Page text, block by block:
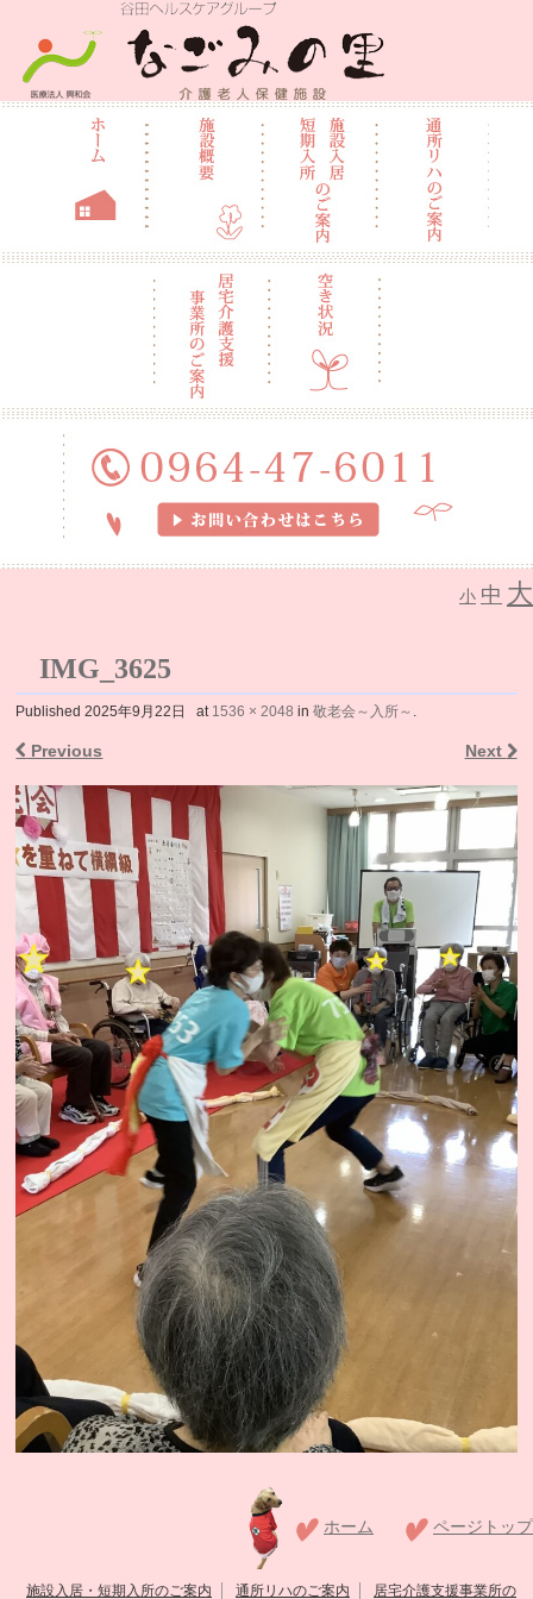
介護老人保健施設 なごみの里
小 中 大
IMG_3625
Published2025年9月22日 at 1536 × 2048 in敬老会～入所～ .
Previous Next
ホーム ページトップ
施設入居・短期入所のご案内 通所リハのご案内 居宅介護支援事業所の